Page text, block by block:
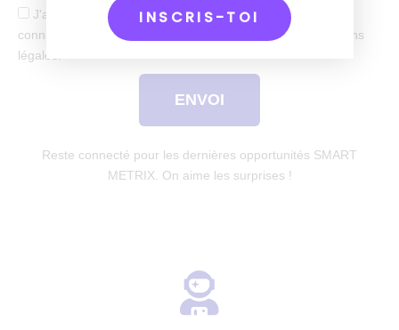
J'accepte de recevoir tes mails et confirme avoir pris
connaissance de votre politique de confidentialité et mentions
légales.
ENVOI
Reste connecté pour les dernières opportunités SMART
METRIX. On aime les surprises !
INSCRIS-TOI